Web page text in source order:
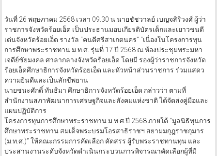
วันที่ 26 พฤษภาคม 2568 เวลา 09.30 น.นายชัชวาลย์ เบญจสิริวงศ์ ผู้ว่า
ราชการจังหวัดร้อยเอ็ด เป็นประธานมอบเกียรติบัตรเด็กและเยาวชนดี
เด่นจังหวัดร้อยเอ็ด รางวัล “คนดีศรีสาเกตนคร” “เนื่องในโครงการทุน
การศึกษาพระราชทาน ม.ท.ศ. รุ่นที่ 17 ปี 2568 ณ ห้องประชุมพระมหา
เจดีย์ชัยมงคล ศาลากลางจังหวัดร้อยเอ็ด โดยมี รองผู้ว่าราชการจังหวัด
ร้อยเอ็ดศึกษาธิการจังหวัดร้อยเอ็ด และหัวหน้าส่วนราชการ ร่วมแสดว
ความยินดีและเป็นสักขีพยาน
นายชนะศักดิ์ ทันธิมา ศึกษาธิการจังหวัดร้อยเอ็ด กล่าวว่า ตามที่
สำนักงานสภาพัฒนาการเศรษฐกิจและสังคมแห่งชาติ ได้จัดส่งคู่มือและ
แผนปฏิบัติการ
โครงการทุนการศึกษาพระราชทาน ม.ท.ศ.ปี 2568 ภายใต้ “มูลนิธิทุนการ
ศึกษาพระราชทาน สมเด็จพระบรมโอรสาธิราชฯ สยามมกุฎราชกุมาร
(ม.ท.ศ.)” ให้คณะกรรมการคัดเลือก คัดสรร ผู้รับพระราชทานทุน และ
ประสานงานระดับจังหวัดดำเนินกระบวนการพิจารณาคัดเลือกผู้ที่มี